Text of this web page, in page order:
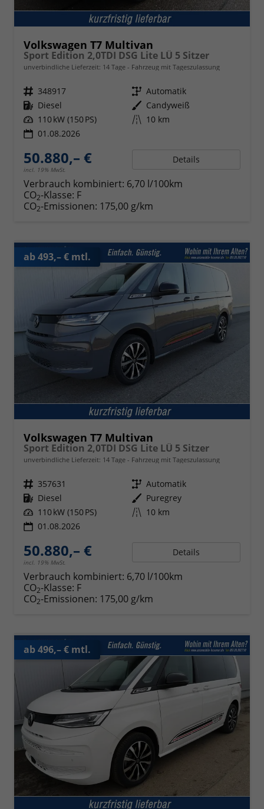
Volkswagen T7 Multivan
Sport Edition 2,0TDI DSG Lite LÜ 5 Sitzer
unverbindliche Lieferzeit: 14 Tage Fahrzeug mit Tageszulassung
Fahrzeugnr. 348917 Getriebe Automatik
Kraftstoff Diesel Außenfarbe Candyweiß
Leistung 110 kW (150 PS) Kilometerstand 10 km
01.08.2026
50.880,– €
incl. 19% MwSt.
Details
Verbrauch kombiniert: 6,70 l/100km
CO2-Klasse: F
CO2-Emissionen: 175,00 g/km
ab 493,– € mtl.
Volkswagen T7 Multivan
Sport Edition 2,0TDI DSG Lite LÜ 5 Sitzer
unverbindliche Lieferzeit: 14 Tage Fahrzeug mit Tageszulassung
Fahrzeugnr. 357631 Getriebe Automatik
Kraftstoff Diesel Außenfarbe Puregrey
Leistung 110 kW (150 PS) Kilometerstand 10 km
01.08.2026
50.880,– €
incl. 19% MwSt.
Details
Verbrauch kombiniert: 6,70 l/100km
CO2-Klasse: F
CO2-Emissionen: 175,00 g/km
ab 496,– € mtl.